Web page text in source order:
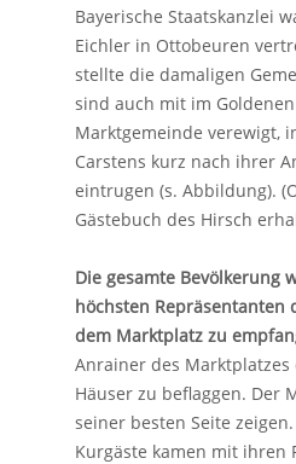
Bayerische Staatskanzlei
Eichler in Ottobeuren
stellte die damaligen
sind auch mit im
Marktgemeinde verewigt,
Carstens kurz nach ihrer
eintrugen (s. Abbildung).
Gästebuch des Hirsch
Die gesamte Bevölkerung
höchsten
dem Marktplatz zu
Anrainer des
Häuser zu beflaggen. Der
seiner besten Seite
Kurgäste kamen mit ihren